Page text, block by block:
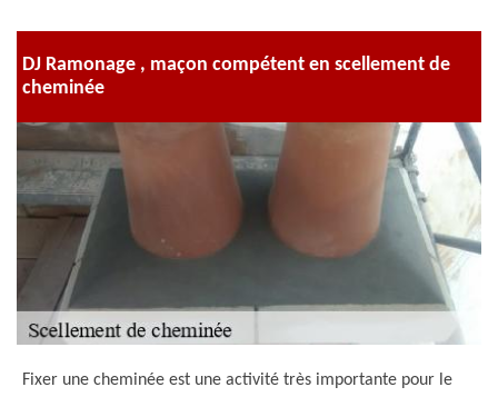
DJ Ramonage , maçon compétent en scellement de
cheminée
Fixer une cheminée est une activité très importante pour le